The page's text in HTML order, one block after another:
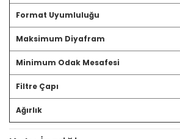
Format Uyumluluğu
Maksimum Diyafram
Minimum Odak Mesafesi
Filtre Çapı
Ağırlık